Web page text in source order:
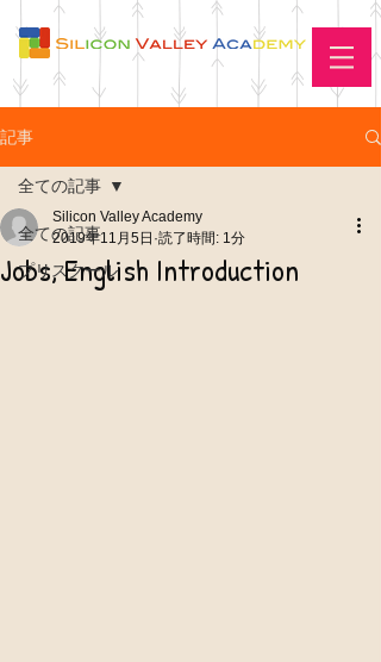
記事
全ての記事
プリスクール
全ての記事
Jobs, English Introduction
Silicon Valley Academy
2019年11月5日 読了時間: 1分